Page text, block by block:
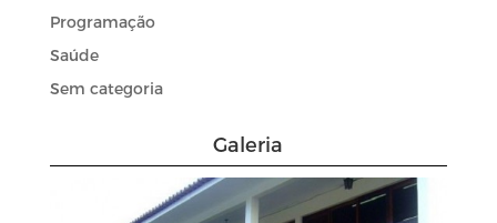
Programação
Saúde
Sem categoria
Galeria